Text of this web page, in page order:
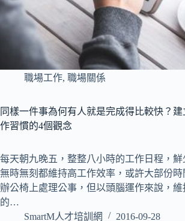
職場工作, 職場關係
同樣一件事為何有人就是完成得比較快？
作習慣的4個觀念
每天朝九晚五，整整八小時的工作日程，鮮
無時無刻都維持高工作效率，或許大部份時
辦公椅上處理公事，但以頭腦運作來說，維
的…
SmartM人才培訓網
2016-09-28